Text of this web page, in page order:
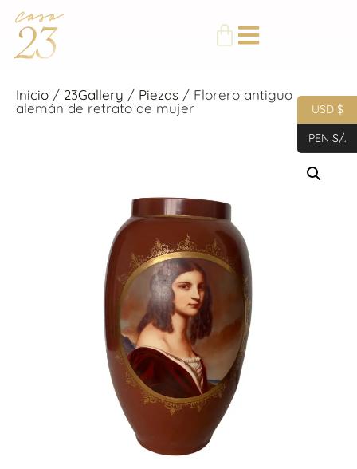
Inicio / 23Gallery / Piezas / Florero antiguo
alemán de retrato de mujer
USD $
PEN S/.